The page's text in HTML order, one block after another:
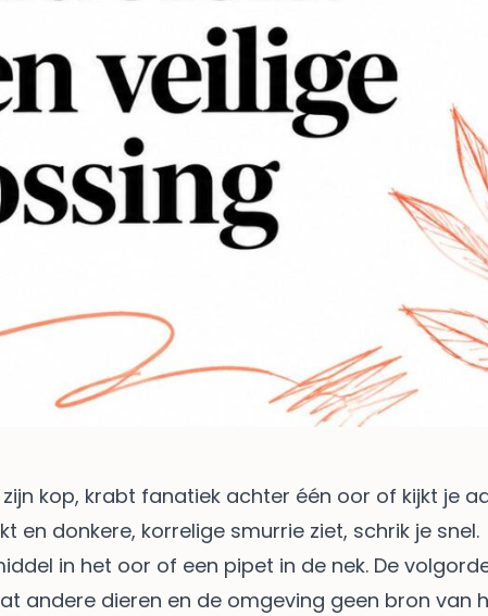
kop, krabt fanatiek achter één oor of kijkt je
donkere, korrelige smurrie ziet, schrik je snel.
in het oor of een pipet in de nek. De
andere dieren en de omgeving geen bron van